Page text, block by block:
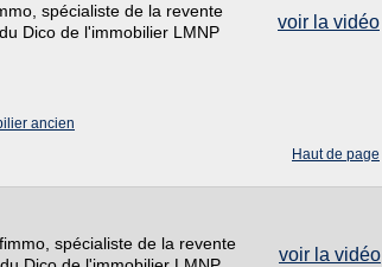
voir la vidéo
spécialiste de la revente
Dico de l'immobilier LMNP
ancien
Haut de page
voir la vidéo
spécialiste de la revente